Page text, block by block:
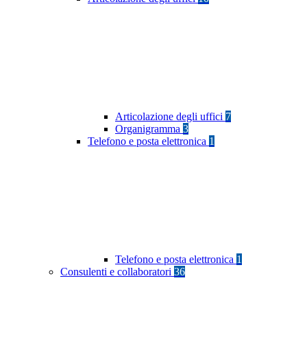
Articolazione degli uffici 7
Organigramma 3
Telefono e posta elettronica 1
Telefono e posta elettronica 1
Consulenti e collaboratori 36